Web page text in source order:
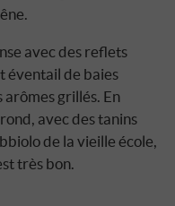
avec des reflets
éventail de baies
grillés. En
avec des tanins
de la vieille école,
très bon.